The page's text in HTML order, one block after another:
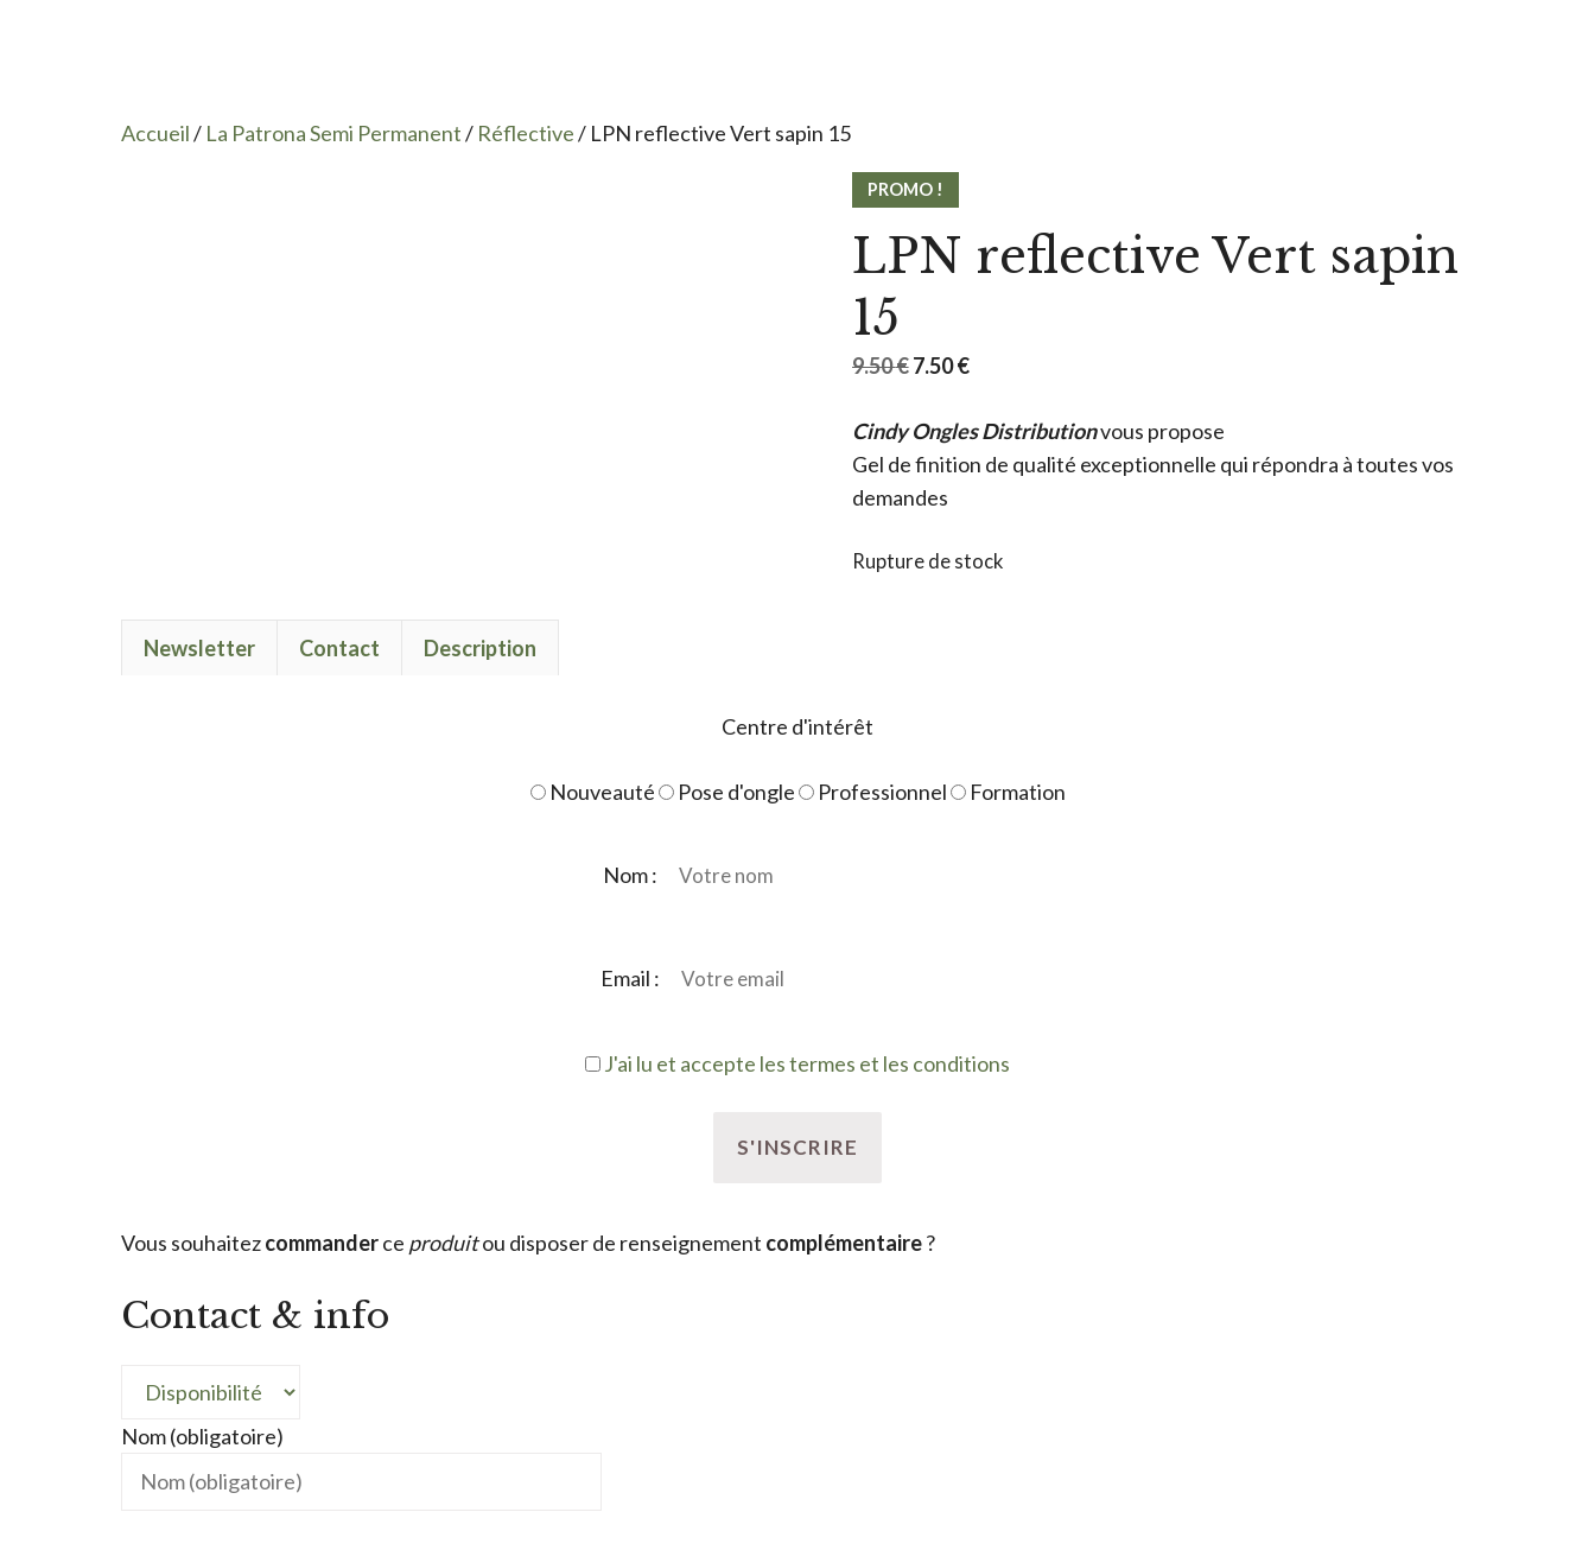
Accueil/ La Patrona Semi Permanent/ Réflective/ LPN reflective Vert sapin 15
PROMO !
LPN reflective Vert sapin
15
9.50€ Le
initial
était :
9.50 €.
7.50€Le
actuel
est :
Cindy Ongles Distributionvous propose
Gel de finition de qualité exceptionnelle qui répondra à toutes vos
demandes
Rupture de stock
Newsletter Contact Description
Centre d'intérêt
Nouveauté Pose d'ongle Professionnel Formation
Nom :
Email :
J'ai lu et accepte les termes et les conditions
Vous souhaitezcommanderce produitou disposer de renseignement complémentaire?
Contact & info
Nom (obligatoire)